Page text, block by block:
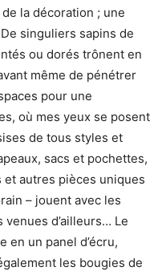
la décoration ; une
singuliers sapins de
ou dorés trônent en
même de pénétrer
pour une
où mes yeux se posent
de tous styles et
sacs et pochettes,
autres pièces uniques
– jouent avec les
d’ailleurs… Le
en un panel d’écru,
les bougies de